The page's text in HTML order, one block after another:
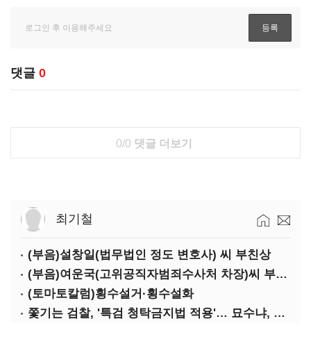
댓글 0
0/0 댓글 더보기
최기철
(부음)설창일(법무법인 정도 변호사) 씨 부친상
(부음)여운국(고위공직자범죄수사처 차장)씨 부친상
(토마토칼럼)횡수설거·횡수설화
쫓기는 검찰, '특검 청탁금지법 적용'… 묘수냐, 무리수냐